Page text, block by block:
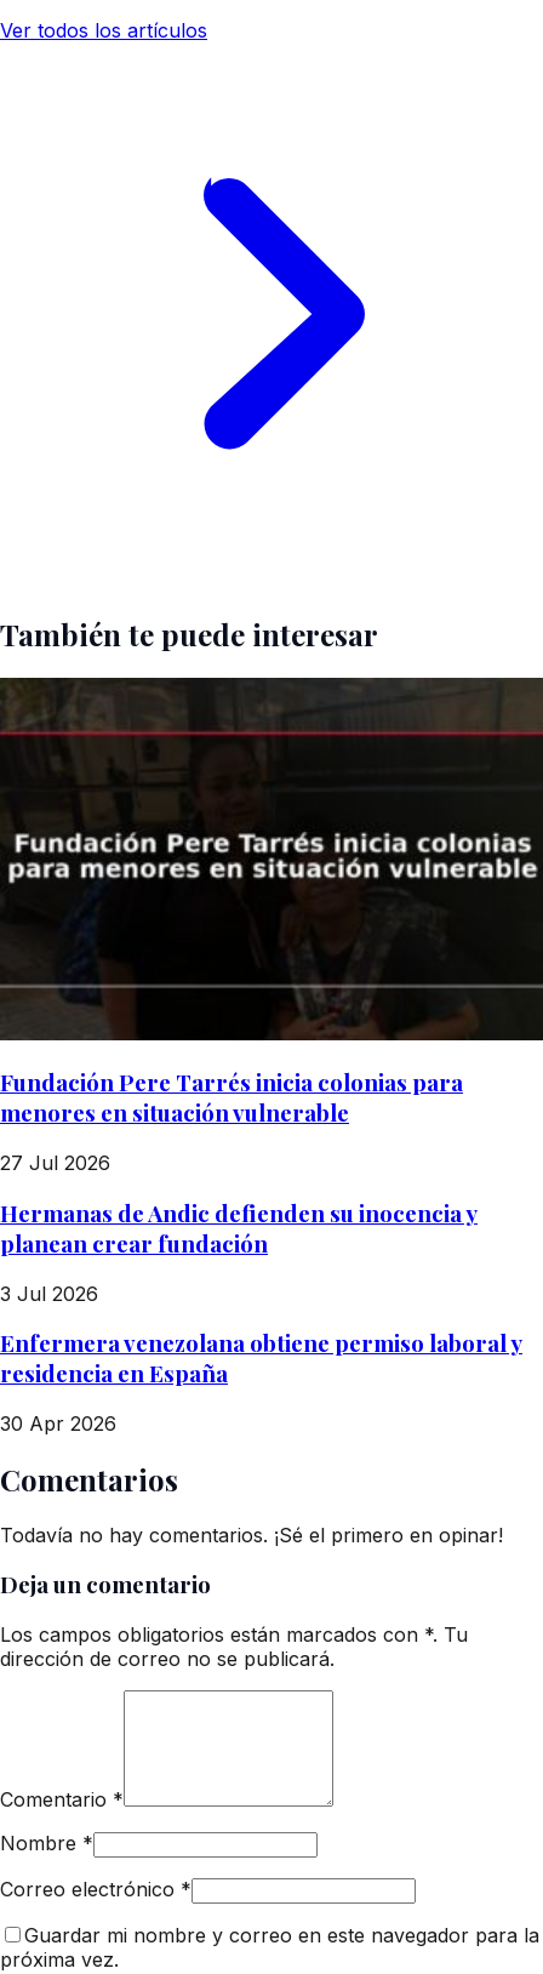
Ver todos los artículos
También te puede interesar
Fundación Pere Tarrés inicia colonias para
menores en situación vulnerable
27 Jul 2026
Hermanas de Andic defienden su inocencia y
planean crear fundación
3 Jul 2026
Enfermera venezolana obtiene permiso laboral y
residencia en España
30 Apr 2026
Comentarios
Todavía no hay comentarios. ¡Sé el primero en opinar!
Deja un comentario
Los campos obligatorios están marcados con *. Tu
dirección de correo no se publicará.
Comentario *
Nombre *
Correo electrónico *
Guardar mi nombre y correo en este navegador para la
próxima vez.